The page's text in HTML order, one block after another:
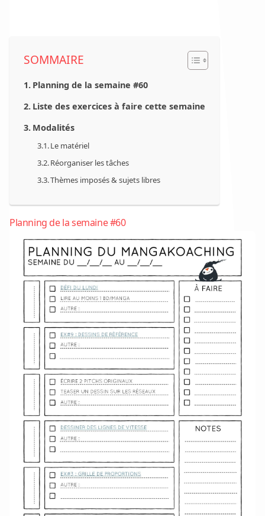
SOMMAIRE
Planning de la semaine #60
Liste des exercices à faire cette semaine
Modalités
Le matériel
Réorganiser les tâches
Thèmes imposés & sujets libres
Planning de la semaine #60